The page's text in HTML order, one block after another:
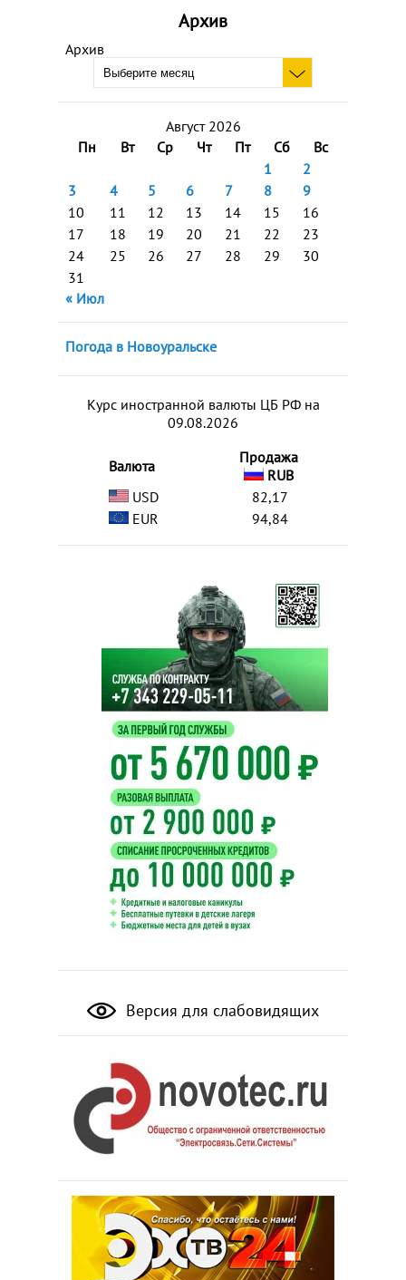
Архив
Архив
Август 2026
Пн
Вт Ср Чт Пт Сб
Вс
1
2
3
4 5 6 7 8
9
10
11 12 13 14 15
16
17
18 19 20 21 22
23
24
25 26 27 28 29
30
31
« Июл
Погода в Новоуральске
Курс иностранной валюты ЦБ РФ на
09.08.2026
Валюта
Продажа
RUB
USD
82,17
EUR
94,84
Версия для слабовидящих